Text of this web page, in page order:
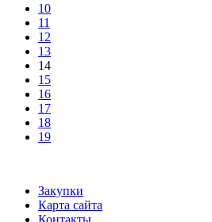
10
11
12
13
14
15
16
17
18
19
Закупки
Карта сайта